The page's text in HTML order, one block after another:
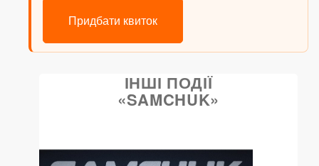
Придбати квиток
ІНШІ ПОДІЇ
«SAMCHUK»